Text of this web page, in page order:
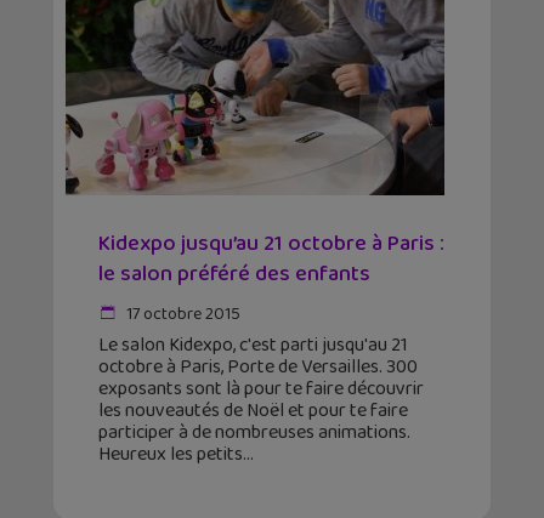
Kidexpo jusqu’au 21 octobre à Paris :
le salon préféré des enfants
17 octobre 2015
Le salon Kidexpo, c'est parti jusqu'au 21
octobre à Paris, Porte de Versailles. 300
exposants sont là pour te faire découvrir
les nouveautés de Noël et pour te faire
participer à de nombreuses animations.
Heureux les petits